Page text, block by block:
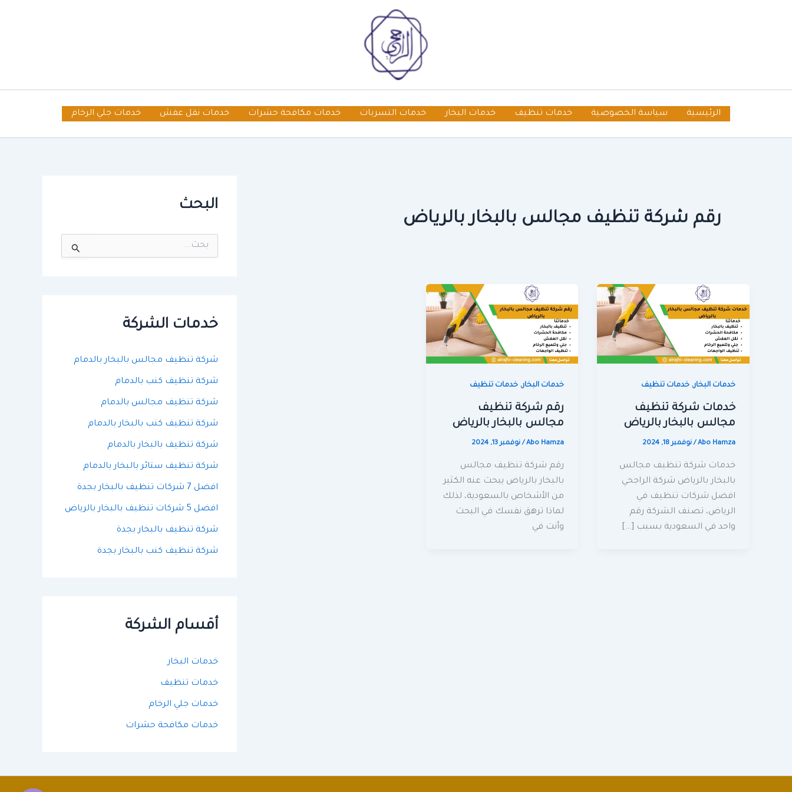
الرئيسية سياسة الخصوصية خدمات تنظيف خدمات البخار خدمات التسربات خدمات مكافحة حشرات خدمات نقل عفش خدمات جلي الرخام
رقم شركة تنظيف مجالس بالبخار بالرياض
خدمات البخار, خدمات تنظيف
خدمات شركة تنظيف
مجالس بالبخار بالرياض
Abo Hamza
/نوفمبر 18, 2024
خدمات شركة تنظيف مجالس
بالبخار بالرياض شركة الراجحي
افضل شركات تنظيف في
الرياض، تصنف الشركة رقم
واحد في السعودية بسبب […]
خدمات البخار, خدمات تنظيف
رقم شركة تنظيف
مجالس بالبخار بالرياض
Abo Hamza
/نوفمبر 13, 2024
رقم شركة تنظيف مجالس
بالبخار بالرياض يبحث عنه الكثير
من الأشخاص بالسعودية، لذلك
لماذا ترهق نفسك في البحث
وأنت في
البحث
:خدمات الشركة
شركة تنظيف مجالس بالبخار بالدمام
شركة تنظيف كنب بالدمام
شركة تنظيف مجالس بالدمام
شركة تنظيف كنب بالبخار بالدمام
شركة تنظيف بالبخار بالدمام
شركة تنظيف ستائر بالبخار بالدمام
افضل 7 شركات تنظيف بالبخار بجدة
افضل 5 شركات تنظيف بالبخار بالرياض
شركة تنظيف بالبخار بجدة
شركة تنظيف كنب بالبخار بجدة
أقسام الشركة
خدمات البخار
خدمات تنظيف
خدمات جلي الرخام
خدمات مكافحة حشرات